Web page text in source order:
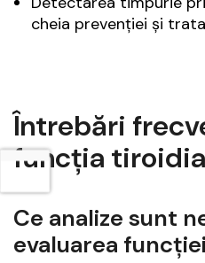
cheia prevenției și
Întrebări
funcția
Ce analize sunt
evaluarea